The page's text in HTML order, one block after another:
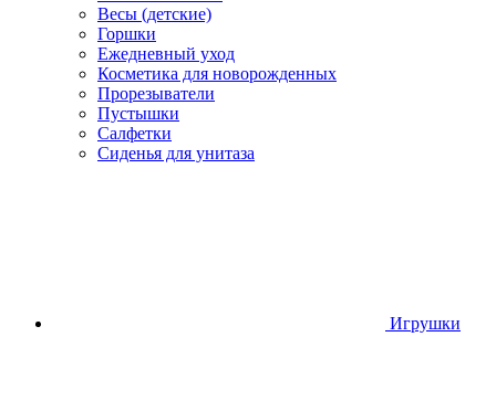
Весы (детские)
Горшки
Ежедневный уход
Косметика для новорожденных
Прорезыватели
Пустышки
Салфетки
Сиденья для унитаза
Игрушки